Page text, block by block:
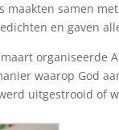
maakten samen
en gaven
organiseerde
waarop God
uitgestrooid of